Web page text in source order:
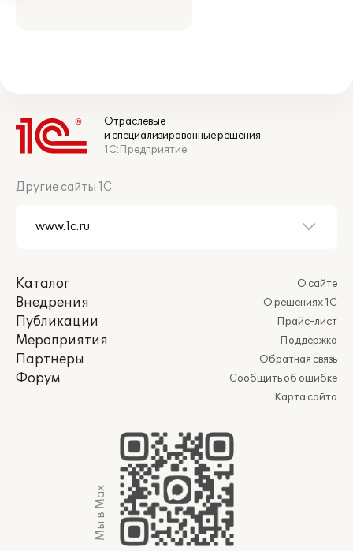
Отраслевые
и специализированные решения
1С:Предприятие
Другие сайты 1С
Каталог
Внедрения
Публикации
Мероприятия
Партнеры
Форум
О сайте
О решениях 1С
Прайс-лист
Поддержка
Обратная связь
Сообщить об ошибке
Карта сайта
Мы в Max